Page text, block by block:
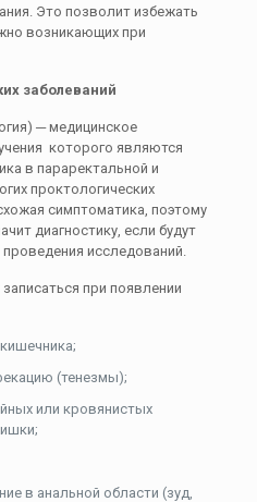
Это позволит избежать
возникающих при
заболеваний
─ медицинское
которого являются
в параректальной и
проктологических
симптоматика, поэтому
диагностику, если будут
исследований.
при появлении
(тенезмы);
или кровянистых
в анальной области (зуд,